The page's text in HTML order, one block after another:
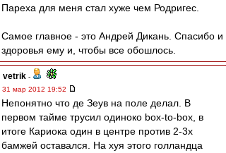
Пареха для меня стал хуже чем Родригес.
Самое главное - это Андрей Дикань. Спасибо и
здоровья ему и, чтобы все обошлось.
vetrik -
31 мар 2012 19:52
Непонятно что де Зеув на поле делал. В
первом тайме трусил одиноко box-to-box, в
итоге Кариока один в центре против 2-3х
бамжей оставался. На хуя этого голландца